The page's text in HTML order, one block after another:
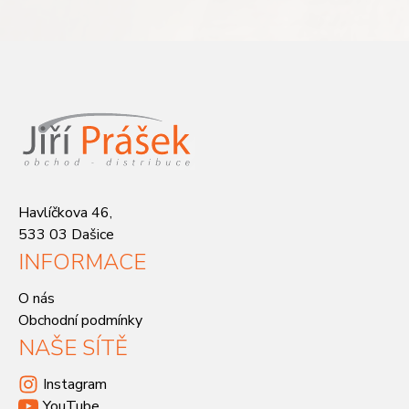
Havlíčkova 46,
533 03 Dašice
INFORMACE
O nás
Obchodní podmínky
NAŠE SÍTĚ
Instagram